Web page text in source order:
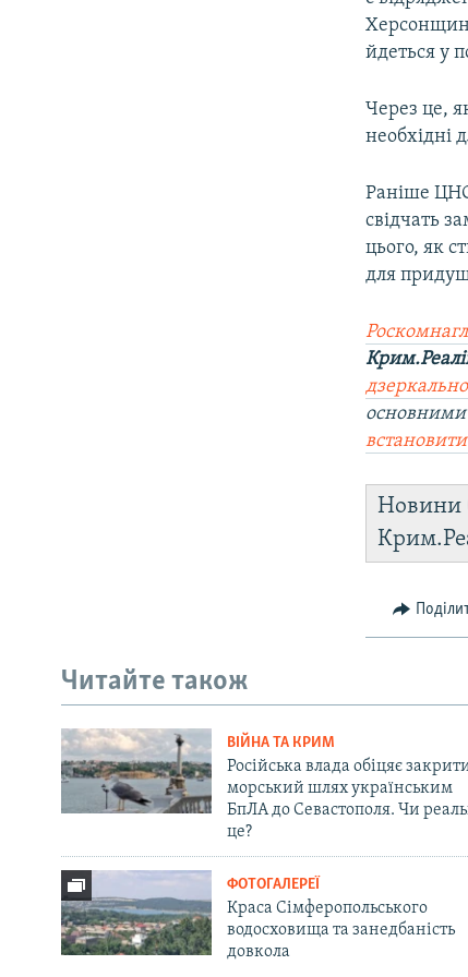
йдеться у
Через це,
необхідні
Раніше
свідчать
цього, як
для
основними
встановити
Новини
Читайте також
ВІЙНА ТА КРИМ
Російська влада обіцяє
морський шлях українським
БпЛА до Севастополя. Чи
це?
ФОТОГАЛЕРЕЇ
Краса Сімферопольського
водосховища та занедбаність
довкола